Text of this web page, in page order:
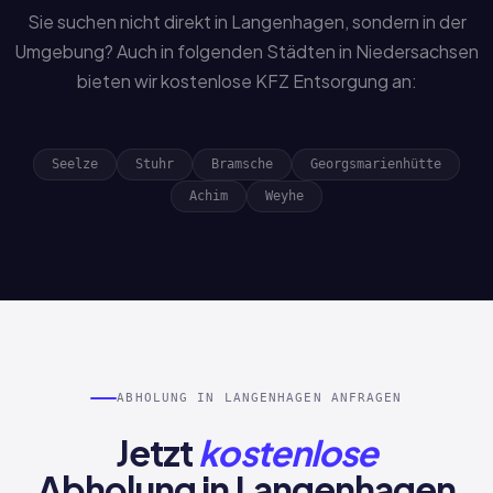
Sie suchen nicht direkt in Langenhagen, sondern in der
Umgebung? Auch in folgenden Städten in Niedersachsen
bieten wir kostenlose KFZ Entsorgung an:
Seelze Stuhr Bramsche Georgsmarienhütte
Achim Weyhe
ABHOLUNG IN LANGENHAGEN ANFRAGEN
Jetztkostenlose